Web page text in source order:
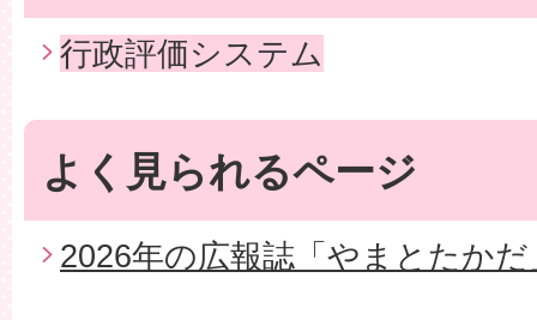
行政評価システム
よく見られるページ
2026年の広報誌「やまとたかだ